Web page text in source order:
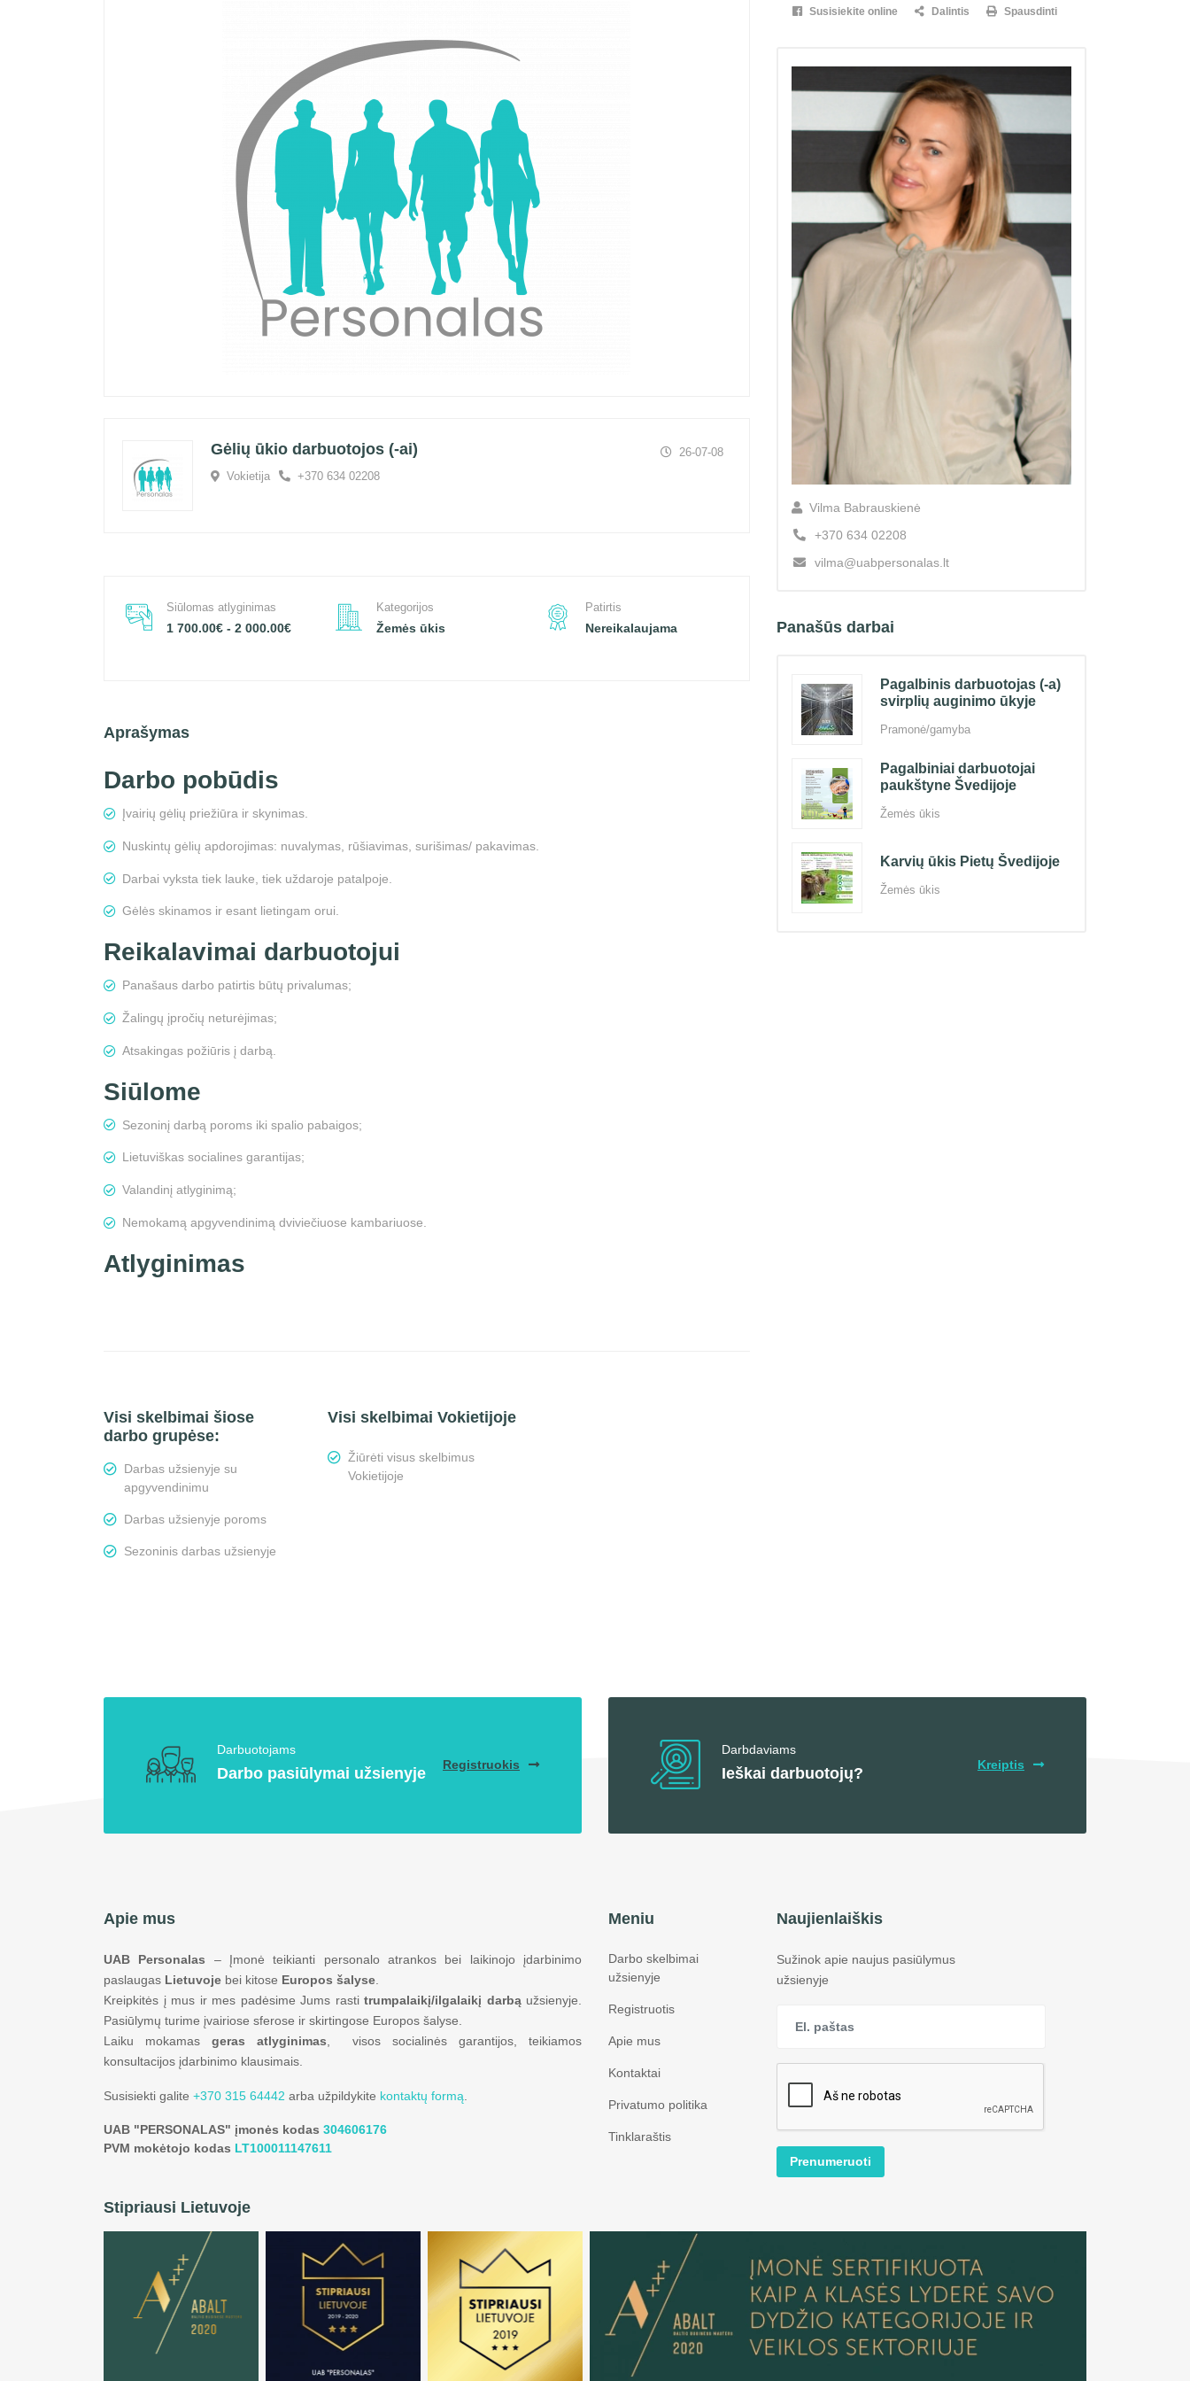
Gėlių ūkio darbuotojos (-ai)
Vokietija +370 634 02208
26-07-08
Siūlomas atlyginimas
1 700.00€ - 2 000.00€
Kategorijos
Žemės ūkis
Patirtis
Nereikalaujama
Aprašymas
Darbo pobūdis
Įvairių gėlių priežiūra ir skynimas.
Nuskintų gėlių apdorojimas: nuvalymas, rūšiavimas, surišimas/ pakavimas.
Darbai vyksta tiek lauke, tiek uždaroje patalpoje.
Gėlės skinamos ir esant lietingam orui.
Reikalavimai darbuotojui
Panašaus darbo patirtis būtų privalumas;
Žalingų įpročių neturėjimas;
Atsakingas požiūris į darbą.
Siūlome
Sezoninį darbą poroms iki spalio pabaigos;
Lietuviškas socialines garantijas;
Valandinį atlyginimą;
Nemokamą apgyvendinimą dviviečiuose kambariuose.
Atlyginimas
Visi skelbimai šiose
darbo grupėse:
Darbas užsienyje su
apgyvendinimu
Darbas užsienyje poroms
Sezoninis darbas užsienyje
Visi skelbimai Vokietijoje
Žiūrėti visus skelbimus
Vokietijoje
Susisiekite online Dalintis Spausdinti
Vilma Babrauskienė
+370 634 02208
vilma@uabpersonalas.lt
Panašūs darbai
Pagalbinis darbuotojas (-a)
svirplių auginimo ūkyje
Pramonė/gamyba
Pagalbiniai darbuotojai
paukštyne Švedijoje
Žemės ūkis
Karvių ūkis Pietų Švedijoje
Žemės ūkis
Darbuotojams
Darbo pasiūlymai užsienyje Registruokis
Darbdaviams
Ieškai darbuotojų? Kreiptis
Apie mus
UAB Personalas – Įmonė teikianti personalo atrankos bei laikinojo įdarbinimo
paslaugas Lietuvoje bei kitose Europos šalyse
Kreipkitės į mus ir mes padėsime Jums rasti trumpalaikį/ilgalaikį darbąužsienyje.
Pasiūlymų turime įvairiose sferose ir skirtingose Europos šalyse.
Laiku mokamas geras atlyginimas , visos socialinės garantijos, teikiamos
konsultacijos įdarbinimo klausimais.
Susisiekti galite +370 315 64442 arba užpildykite kontaktų formą
UAB "PERSONALAS" įmonės kodas 304606176
PVM mokėtojo kodas LT100011147611
Meniu
Darbo skelbimai
užsienyje
Registruotis
Apie mus
Kontaktai
Privatumo politika
Tinklaraštis
Naujienlaiškis
Sužinok apie naujus pasiūlymus
užsienyje
Prenumeruoti
Stipriausi Lietuvoje